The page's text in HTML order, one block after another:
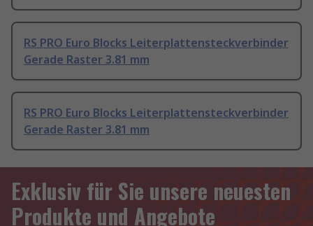
RS PRO Euro Blocks Leiterplattensteckverbinder
Gerade Raster 3.81 mm
RS PRO Euro Blocks Leiterplattensteckverbinder
Gerade Raster 3.81 mm
Exklusiv für Sie unsere neuesten
Produkte und Angebote